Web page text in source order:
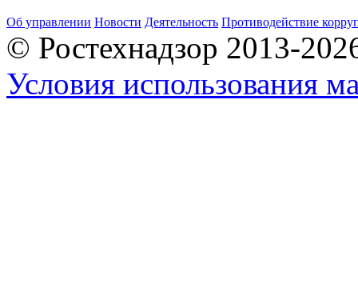
Об управлении Новости Деятельность Противодействие
© Ростехнадзор 2013-
Условия использования